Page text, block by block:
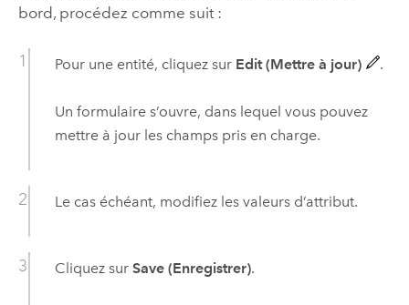
bord, procédez comme suit :
Pour une entité, cliquez sur Edit (Mettre à jour) .
Un formulaire s’ouvre, dans lequel vous pouvez
mettre à jour les champs pris en charge.
Le cas échéant, modifiez les valeurs d’attribut.
Cliquez sur Save (Enregistrer).